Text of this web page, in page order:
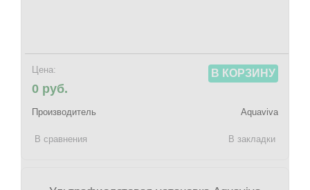
Цена:
0 руб.
В КОРЗИНУ
Производитель Aquaviva
В сравнения В закладки